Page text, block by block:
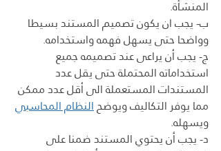
المنشأة.
ب- يجب ان يكون تصميم المستند بسيطا
وواضحا حتى يسهل فهمه واستخدامه.
ج- يجب أن يراعى عند تصميمه جميع
استخداماته المحتملة حتى يقل عدد
المستندات المستعملة الى أقل عدد ممكن
مما يوفر التكاليف ويوضح النظام المحاسبي
ويسهله.
د- يجب أن يحتوي المستند ضمنا على